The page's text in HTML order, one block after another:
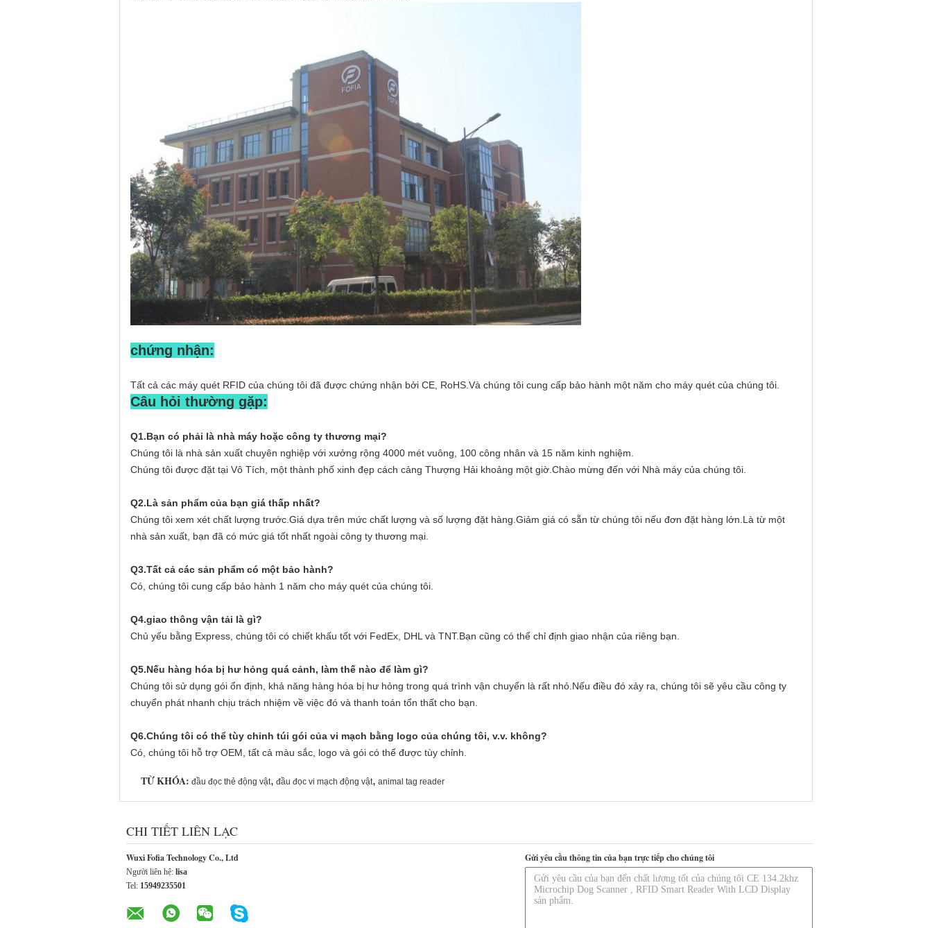
chứng nhận:
Tất cả các máy quét RFID của chúng tôi đã được chứng nhận bởi CE, RoHS.Và chúng tôi cung cấp bảo hành một năm cho máy quét của chúng tôi.
Câu hỏi thường gặp:
Q1.Bạn có phải là nhà máy hoặc công ty thương mại?
Chúng tôi là nhà sản xuất chuyên nghiệp với xưởng rộng 4000 mét vuông, 100 công nhân và 15 năm kinh nghiệm.
Chúng tôi được đặt tại Vô Tích, một thành phố xinh đẹp cách cảng Thượng Hải khoảng một giờ.Chào mừng đến với Nhà máy của chúng tôi.
Q2.Là sản phẩm của bạn giá thấp nhất?
Chúng tôi xem xét chất lượng trước.Giá dựa trên mức chất lượng và số lượng đặt hàng.Giảm giá có sẵn từ chúng tôi nếu đơn đặt hàng lớn.Là từ một
nhà sản xuất, bạn đã có mức giá tốt nhất ngoài công ty thương mại.
Q3.Tất cả các sản phẩm có một bảo hành?
Có, chúng tôi cung cấp bảo hành 1 năm cho máy quét của chúng tôi.
Q4.giao thông vận tải là gì?
Chủ yếu bằng Express, chúng tôi có chiết khấu tốt với FedEx, DHL và TNT.Bạn cũng có thể chỉ định giao nhận của riêng bạn.
Q5.Nếu hàng hóa bị hư hỏng quá cảnh, làm thế nào để làm gì?
Chúng tôi sử dụng gói ổn định, khả năng hàng hóa bị hư hỏng trong quá trình vận chuyển là rất nhỏ.Nếu điều đó xảy ra, chúng tôi sẽ yêu cầu công ty
chuyển phát nhanh chịu trách nhiệm về việc đó và thanh toán tổn thất cho bạn.
Q6.Chúng tôi có thể tùy chỉnh túi gói của vi mạch bằng logo của chúng tôi, v.v. không?
Có, chúng tôi hỗ trợ OEM, tất cả màu sắc, logo và gói có thể được tùy chỉnh.
TỪ KHÓA: đầu đọc thẻ động vật, đầu đọc vi mạch động vật, animal tag reader
CHI TIẾT LIÊN LẠC
Wuxi Fofia Technology Co., Ltd
Người liên hệ: lisa
Tel: 15949235501
Gửi yêu cầu thông tin của bạn trực tiếp cho chúng tôi